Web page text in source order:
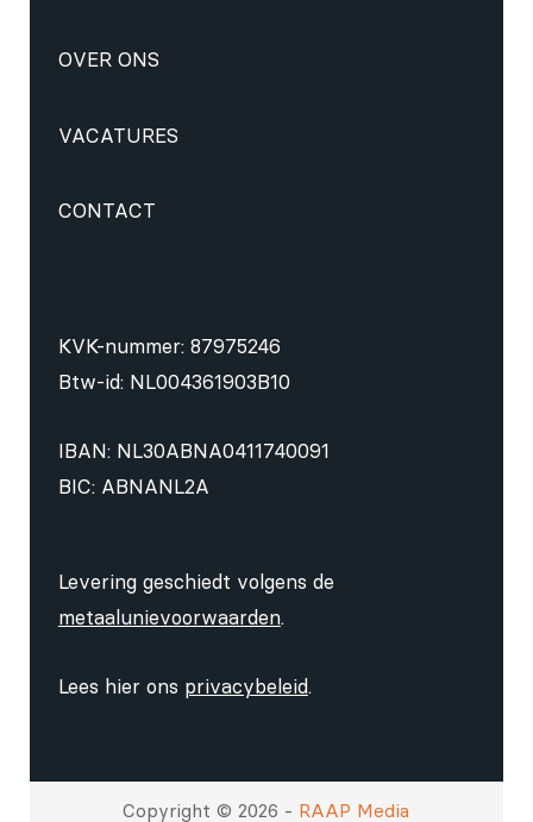
OVER ONS
VACATURES
CONTACT
KVK-nummer: 87975246
Btw-id: NL004361903B10
IBAN: NL30ABNA0411740091
BIC: ABNANL2A
Levering geschiedt volgens de
metaalunievoorwaarden.
Lees hier ons privacybeleid.
Copyright © 2026 - RAAP Media